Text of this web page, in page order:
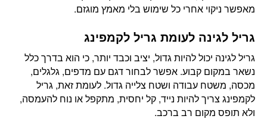
מאפשר ניקוי אחרי כל שימוש בלי מאמץ מוגזם.
גריל לגינה לעומת גריל לקמפינג
גריל לגינה יכול להיות גדול, יציב וכבד יותר, כי הוא בדרך כלל
נשאר במקום קבוע. אפשר לבחור דגם עם מדפים, גלגלים,
מכסה, משטח עבודה ושטח צלייה גדול. לעומת זאת, גריל
לקמפינג צריך להיות נייד, קל יחסית, מתקפל או נוח להעמסה,
ולא תופס מקום רב ברכב.